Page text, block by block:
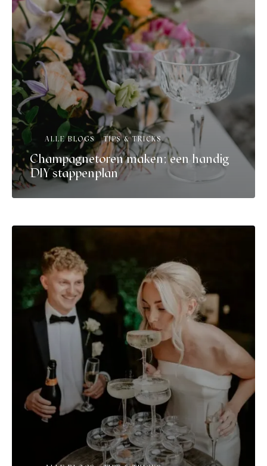
ALLE BLOGS TIPS & TRICKS
Champagnetoren maken; een handig
DIY stappenplan